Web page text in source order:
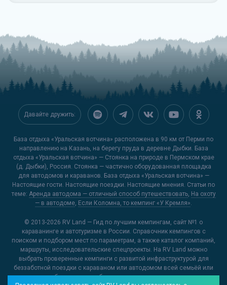
Давайте дружить:
База отдыха «Уральская вотчина» расположена в 90 км от Перми по
направлению на Казань, на берегу пруда в деревне Дыбки. База
отдыха «Уральская вотчина» — Стоянка на природе в Пермском крае
(д. Дыбки), Россия. Стоянка — частично оборудованная площадка
для автодомов и караванов. База отдыха «Уральская вотчина» —
Настоящие гости. Настоящие поездки. Настоящие мнения. Статьи по
теме: Аренда автодома — отличный способ путешествовать, На охоту
— в автодоме, Если Коломна, то кемпинг «У Кремля».
© 2013-2026 RV Land — Гид по лучшим кемпингам, сайт №1 о
караванинге и автотуризме в России. Справочник кемпингов с
поиском и подбором мест по параметрам, а также каталог компаний,
маршруты, исследовательские спецпроекты. На RV Land можно
выбрать проверенные кемпинги с развитой инфраструктурой для
беззаботной поездки с караваном или автодомом всей семьёй или
открыть для себя новые и необычные места, куда можно отправиться